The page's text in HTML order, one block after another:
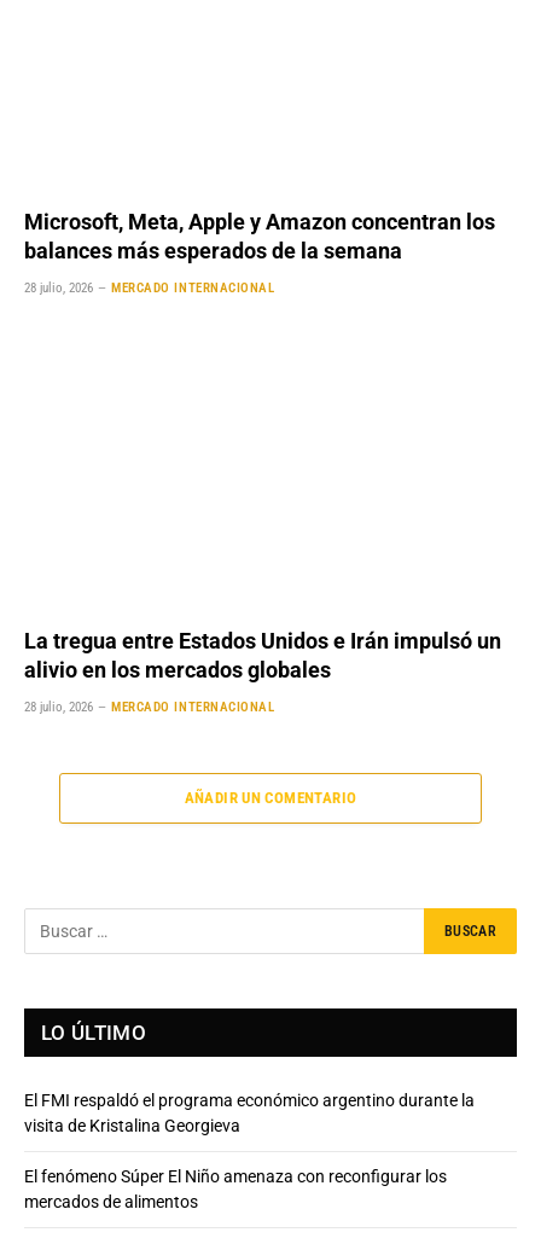
Microsoft, Meta, Apple y Amazon concentran los
balances más esperados de la semana
28 julio, 2026 MERCADO INTERNACIONAL
La tregua entre Estados Unidos e Irán impulsó un
alivio en los mercados globales
28 julio, 2026 MERCADO INTERNACIONAL
AÑADIR UN COMENTARIO
LO ÚLTIMO
El FMI respaldó el programa económico argentino durante la
visita de Kristalina Georgieva
El fenómeno Súper El Niño amenaza con reconfigurar los
mercados de alimentos